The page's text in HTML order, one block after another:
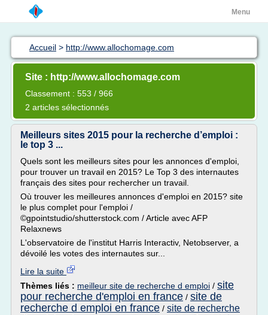
Menu
Accueil > http://www.allochomage.com
Site : http://www.allochomage.com
Classement : 553 / 966
2 articles sélectionnés
Meilleurs sites 2015 pour la recherche d’emploi :
le top 3 ...
Quels sont les meilleurs sites pour les annonces d'emploi,
pour trouver un travail en 2015? Le Top 3 des internautes
français des sites pour rechercher un travail.
Où trouver les meilleures annonces d'emploi en 2015? site
le plus complet pour l'emploi /
©gpointstudio/shutterstock.com / Article avec AFP
Relaxnews
L'observatoire de l'institut Harris Interactiv, Netobserver, a
dévoilé les votes des internautes sur...
Lire la suite
Thèmes liés : meilleur site de recherche d emploi / site
pour recherche d'emploi en france / site de
recherche d emploi en france / site de recherche